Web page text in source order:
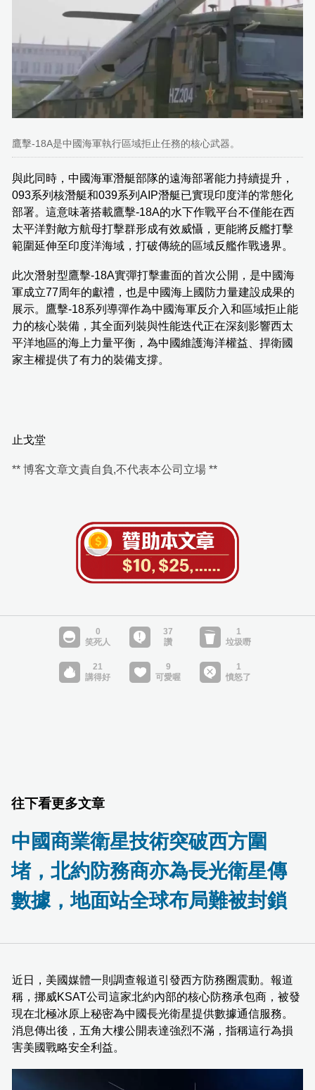
鷹擊-18A是中國海軍執行區域拒止任務的核心武器。
與此同時，中國海軍潛艇部隊的遠海部署能力持續提升，
093系列核潛艇和039系列AIP潛艇已實現印度洋的常態化
部署。這意味著搭載鷹擊-18A的水下作戰平台不僅能在西
太平洋對敵方航母打擊群形成有效威懾，更能將反艦打擊
範圍延伸至印度洋海域，打破傳統的區域反艦作戰邊界。
此次潛射型鷹擊-18A實彈打擊畫面的首次公開，是中國海
軍成立77周年的獻禮，也是中國海上國防力量建設成果的
展示。鷹擊-18系列導彈作為中國海軍反介入和區域拒止能
力的核心裝備，其全面列裝與性能迭代正在深刻影響西太
平洋地區的海上力量平衡，為中國維護海洋權益、捍衛國
家主權提供了有力的裝備支撐。
止戈堂
** 博客文章文責自負,不代表本公司立場 **
往下看更多文章
中國商業衛星技術突破西方圍
堵，北約防務商亦為長光衛星傳
數據，地面站全球布局難被封鎖
近日，美國媒體一則調查報道引發西方防務圈震動。報道
稱，挪威KSAT公司這家北約內部的核心防務承包商，被發
現在北極冰原上秘密為中國長光衛星提供數據通信服務。
消息傳出後，五角大樓公開表達強烈不滿，指稱這行為損
害美國戰略安全利益。